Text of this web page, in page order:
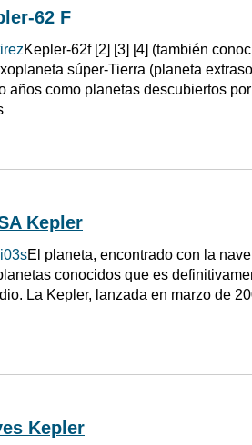
62 F
Kepler-62f [2] [3] [4] (también
súper-Tierra (planeta
años como planetas descubiertos
Kepler
El planeta, encontrado con la
conocidos que es
La Kepler, lanzada en marzo de
Kepler